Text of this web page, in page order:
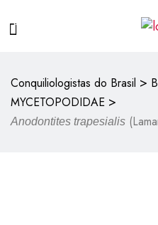
Conquiliologistas do Brasil >
MYCETOPODIDAE >
Anodontites trapesialis